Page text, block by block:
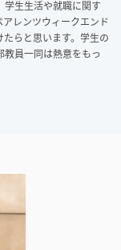
学生生活や就職に関す
レンツウィークエンド
らと思います。学生の
員一同は熱意をもっ